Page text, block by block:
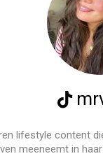
lifestyle content
meeneemt in